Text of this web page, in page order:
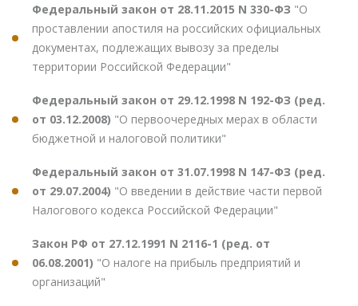
Федеральный закон от 28.11.2015 N 330-ФЗ "О
проставлении апостиля на российских официальных
документах, подлежащих вывозу за пределы
территории Российской Федерации"
Федеральный закон от 29.12.1998 N 192-ФЗ (ред.
от 03.12.2008) "О первоочередных мерах в области
бюджетной и налоговой политики"
Федеральный закон от 31.07.1998 N 147-ФЗ (ред.
от 29.07.2004) "О введении в действие части первой
Налогового кодекса Российской Федерации"
Закон РФ от 27.12.1991 N 2116-1 (ред. от
06.08.2001) "О налоге на прибыль предприятий и
организаций"